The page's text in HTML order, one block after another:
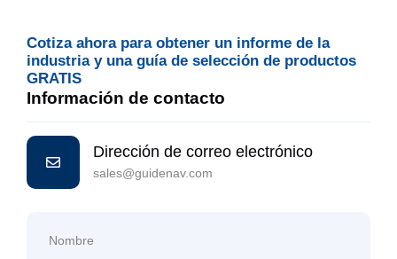
Cotiza ahora para obtener un informe de la
industria y una guía de selección de productos
GRATIS
Información de contacto
Dirección de correo electrónico
sales@guidenav.com
Nombre